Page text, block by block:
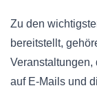
Zu den
bereitstellt,
Veranstaltungen,
auf E-Mails und